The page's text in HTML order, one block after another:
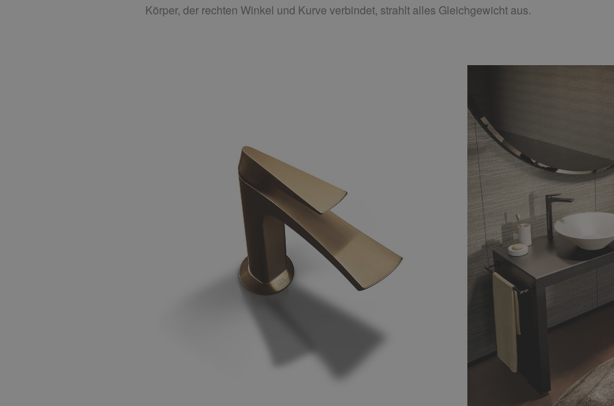
Körper, der rechten Winkel und Kurve verbindet, strahlt alles Gleichgewicht aus.